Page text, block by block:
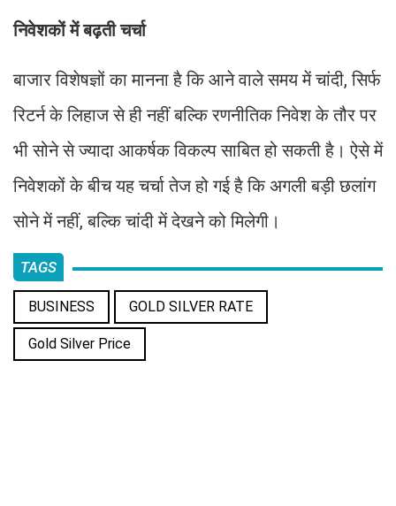
निवेशकों में बढ़ती चर्चा
बाजार विशेषज्ञों का मानना है कि आने वाले समय में चांदी, सिर्फ
रिटर्न के लिहाज से ही नहीं बल्कि रणनीतिक निवेश के तौर पर
भी सोने से ज्यादा आकर्षक विकल्प साबित हो सकती है। ऐसे में
निवेशकों के बीच यह चर्चा तेज हो गई है कि अगली बड़ी छलांग
सोने में नहीं, बल्कि चांदी में देखने को मिलेगी।
TAGS
BUSINESS GOLD SILVER RATE
Gold Silver Price